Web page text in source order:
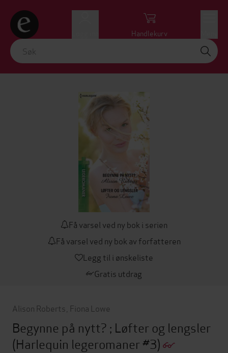
Handlekurv
Få varsel ved ny bok i serien
Få varsel ved ny bok av forfatteren
Legg til i ønskeliste
Gratis utdrag
Alison Roberts Fiona Lowe
Begynne på nytt? ; Løfter og lengsler
(Harlequin legeromaner #3)